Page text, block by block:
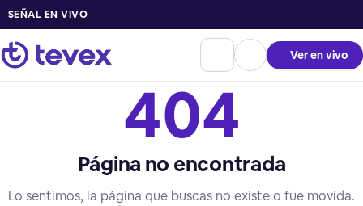
SEÑAL EN VIVO
Ver en vivo
404
Página no encontrada
Lo sentimos, la página que buscas no existe o fue movida.